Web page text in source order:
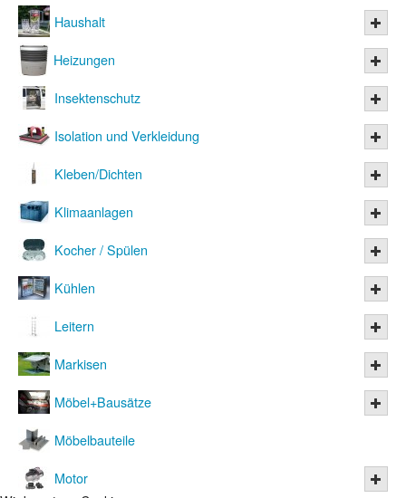
Haushalt
Heizungen
Insektenschutz
Isolation und Verkleidung
Kleben/Dichten
Klimaanlagen
Kocher / Spülen
Kühlen
Leitern
Markisen
Möbel+Bausätze
Möbelbauteile
Motor